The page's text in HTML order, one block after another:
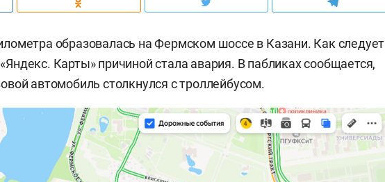
образовалась на Фермском шоссе в Казани. Как следует
Карты» причиной стала авария. В пабликах сообщается,
автомобиль столкнулся с троллейбусом.